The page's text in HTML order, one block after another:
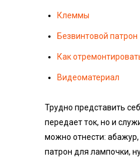
Клеммы
Безвинтовой патрон
Как
Видеоматериал
Трудно представить
передает ток, но и
можно отнести:
патрон для лампочки,